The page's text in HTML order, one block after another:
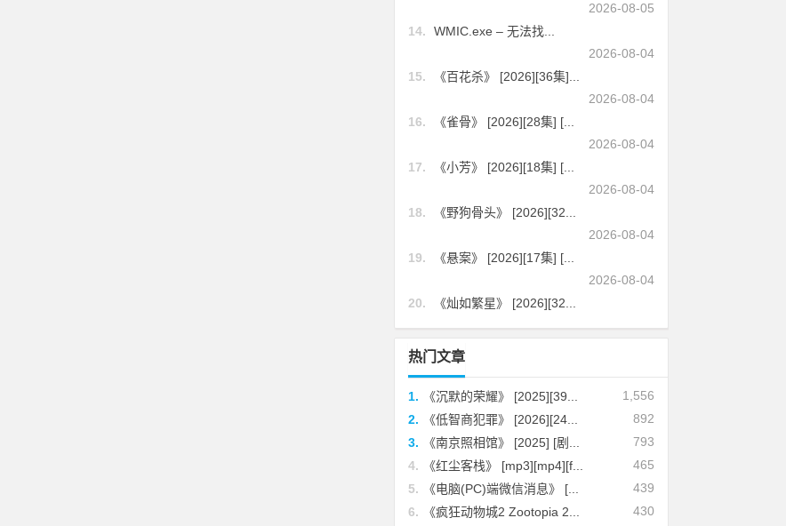
2026-08-05
14.
WMIC.exe – 无法找...
2026-08-04
15.
《百花杀》 [2026][36集]...
2026-08-04
16.
《雀骨》 [2026][28集] [...
2026-08-04
17.
《小芳》 [2026][18集] [...
2026-08-04
18.
《野狗骨头》 [2026][32...
2026-08-04
19.
《悬案》 [2026][17集] [...
2026-08-04
20.
《灿如繁星》 [2026][32...
热门文章
1,556
1.
《沉默的荣耀》 [2025][39...
892
2.
《低智商犯罪》 [2026][24...
793
3.
《南京照相馆》 [2025] [剧...
465
4.
《红尘客栈》 [mp3][mp4][f...
439
5.
《电脑(PC)端微信消息》 [...
430
6.
《疯狂动物城2 Zootopia 2...